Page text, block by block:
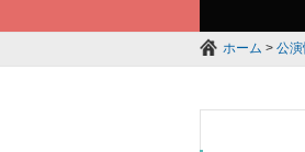
ホーム > 公演